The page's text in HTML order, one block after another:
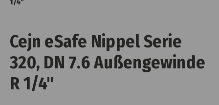
Cejn eSafe Nippel Serie
320, DN 7.6 Außengewinde
R 1/4"